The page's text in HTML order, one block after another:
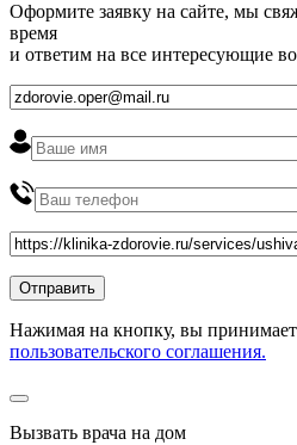
Оформите заявку на сайте, мы
время
и ответим на все интересующие
Нажимая на кнопку, вы
пользовательского соглашения.
Вызвать врача на дом